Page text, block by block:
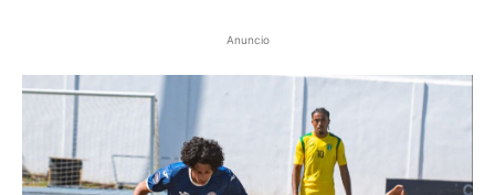
Anuncio